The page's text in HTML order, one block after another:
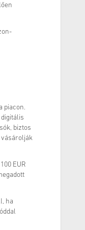
piacon.
biztos
vásárolják
EUR
ha